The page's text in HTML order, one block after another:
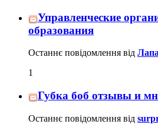
Управленческие
образования
Останнє повідомлення від
1
Губка боб отзывы и
Останнє повідомлення від